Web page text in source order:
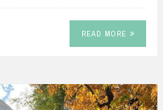
READ MORE